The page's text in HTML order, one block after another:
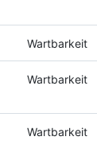
Wartbarkeit
Wartbarkeit
Wartbarkeit